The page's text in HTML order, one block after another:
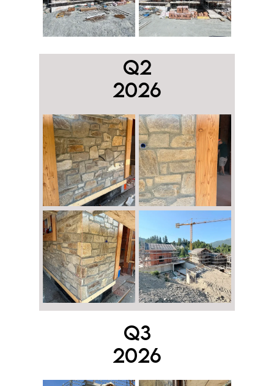
Q2
2026
Q3
2026